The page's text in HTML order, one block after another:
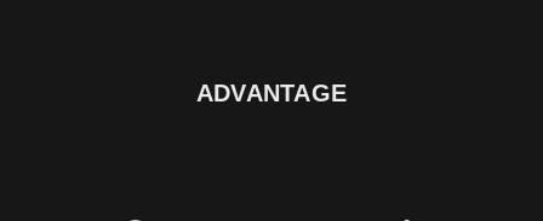
ADVANTAGE